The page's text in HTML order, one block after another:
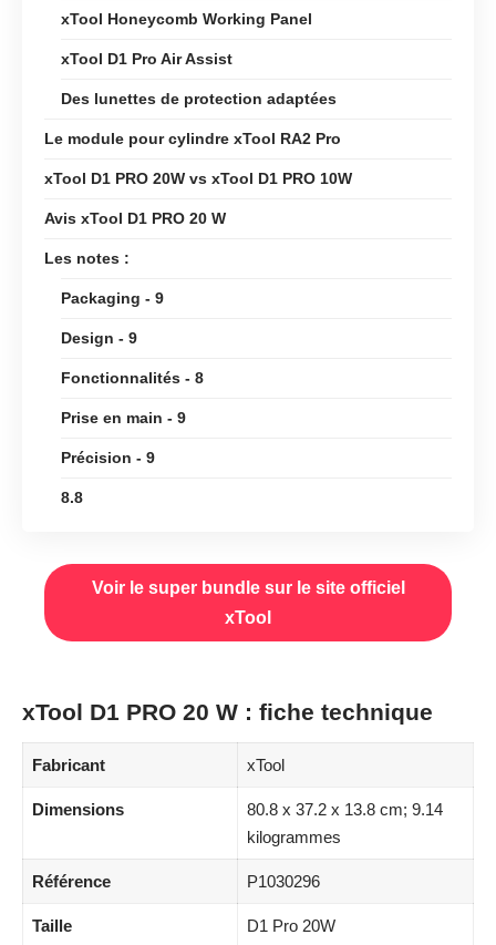
xTool Honeycomb Working Panel
xTool D1 Pro Air Assist
Des lunettes de protection adaptées
Le module pour cylindre xTool RA2 Pro
xTool D1 PRO 20W vs xTool D1 PRO 10W
Avis xTool D1 PRO 20 W
Les notes :
Packaging - 9
Design - 9
Fonctionnalités - 8
Prise en main - 9
Précision - 9
8.8
Voir le super bundle sur le site officiel
xTool
xTool D1 PRO 20 W : fiche technique
Fabricant xTool
Dimensions
80.8 x 37.2 x 13.8 cm; 9.14
kilogrammes
Référence P1030296
Taille D1 Pro 20W